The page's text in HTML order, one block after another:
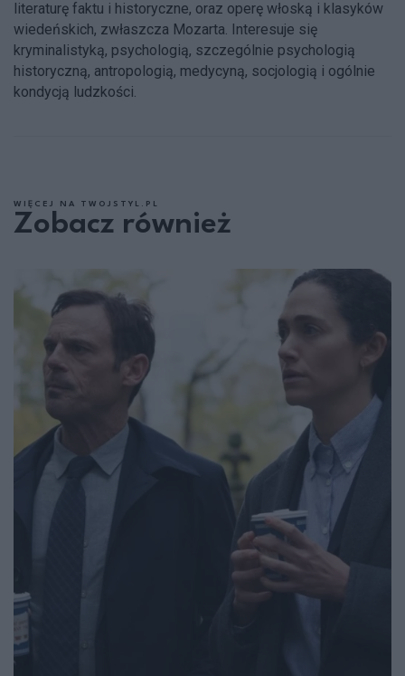
literaturę faktu i historyczne, oraz operę włoską i klasyków
wiedeńskich, zwłaszcza Mozarta. Interesuje się
kryminalistyką, psychologią, szczególnie psychologią
historyczną, antropologią, medycyną, socjologią i ogólnie
kondycją ludzkości.
WIĘCEJ NA TWOJSTYL.PL
Zobacz również